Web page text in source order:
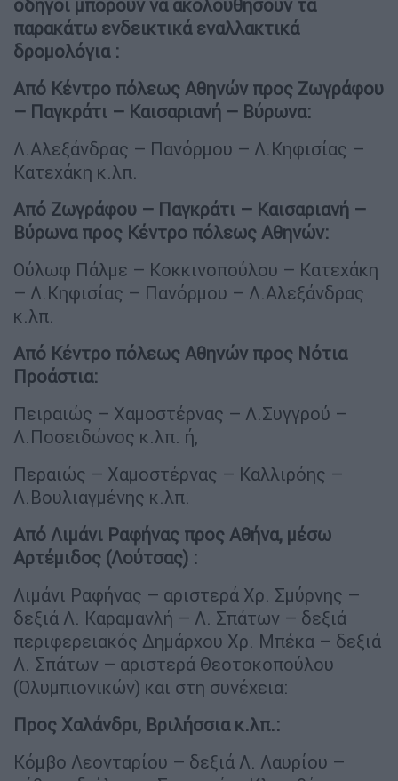
οδηγοί μπορούν να ακολουθήσουν τα
παρακάτω ενδεικτικά εναλλακτικά
δρομολόγια :
Από Κέντρο πόλεως Αθηνών προς Ζωγράφου
– Παγκράτι – Καισαριανή – Βύρωνα:
Λ.Αλεξάνδρας – Πανόρμου – Λ.Κηφισίας –
Κατεχάκη κ.λπ.
Από Ζωγράφου – Παγκράτι – Καισαριανή –
Βύρωνα προς Κέντρο πόλεως Αθηνών:
Ούλωφ Πάλμε – Κοκκινοπούλου – Κατεχάκη
– Λ.Κηφισίας – Πανόρμου – Λ.Αλεξάνδρας
κ.λπ.
Από Κέντρο πόλεως Αθηνών προς Νότια
Προάστια:
Πειραιώς – Χαμοστέρνας – Λ.Συγγρού –
Λ.Ποσειδώνος κ.λπ. ή,
Περαιώς – Χαμοστέρνας – Καλλιρόης –
Λ.Βουλιαγμένης κ.λπ.
Από Λιμάνι Ραφήνας προς Αθήνα, μέσω
Αρτέμιδος (Λούτσας) :
Λιμάνι Ραφήνας – αριστερά Χρ. Σμύρνης –
δεξιά Λ. Καραμανλή – Λ. Σπάτων – δεξιά
περιφερειακός Δημάρχου Χρ. Μπέκα – δεξιά
Λ. Σπάτων – αριστερά Θεοτοκοπούλου
(Ολυμπιονικών) και στη συνέχεια:
Προς Χαλάνδρι, Βριλήσσια κ.λπ.:
Κόμβο Λεονταρίου – δεξιά Λ. Λαυρίου –